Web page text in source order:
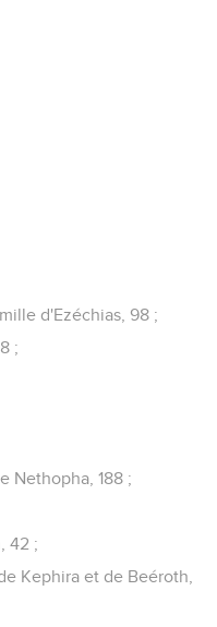
d'Ezéchias, 98 ;
;
Nethopha, 188 ;
42 ;
Kephira et de Beéroth,